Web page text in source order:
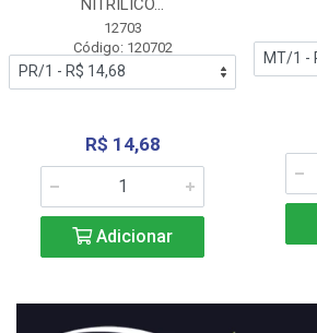
NITRÍLICO...
12703
Código: 120702
R$ 14,68
Adicionar